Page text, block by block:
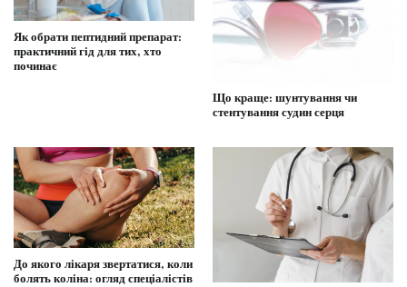
Як обрати пептидний препарат:
практичний гід для тих, хто
починає
Що краще: шунтування чи
стентування судин серця
До якого лікаря звертатися, коли
болять коліна: огляд спеціалістів